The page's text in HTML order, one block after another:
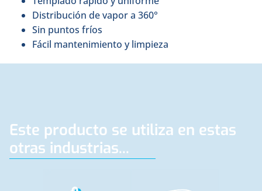
Distribución de vapor a 360°
Sin puntos fríos
Fácil mantenimiento y limpieza
Este producto se utiliza en estas
otras industrias...